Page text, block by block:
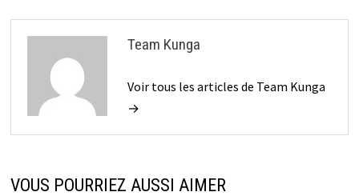
Team Kunga
Voir tous les articles de Team Kunga
→
VOUS POURRIEZ AUSSI AIMER